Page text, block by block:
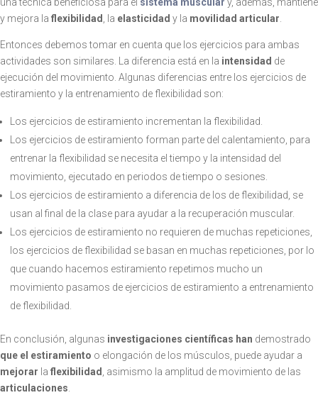
y mejora la flexibilidad , la elasticidad y la movilidad articular
Entonces debemos tomar en cuenta que los ejercicios para ambas
actividades son similares. La diferencia está en la intensidad de
ejecución del movimiento. Algunas diferencias entre los ejercicios de
estiramiento y la entrenamiento de flexibilidad son:
Los ejercicios de estiramiento incrementan la flexibilidad.
Los ejercicios de estiramiento forman parte del calentamiento, para
entrenar la flexibilidad se necesita el tiempo y la intensidad del
movimiento, ejecutado en periodos de tiempo o sesiones.
Los ejercicios de estiramiento a diferencia de los de flexibilidad, se
usan al final de la clase para ayudar a la recuperación muscular.
Los ejercicios de estiramiento no requieren de muchas repeticiones,
los ejercicios de flexibilidad se basan en muchas repeticiones, por lo
que cuando hacemos estiramiento repetimos mucho un
movimiento pasamos de ejercicios de estiramiento a entrenamiento
de flexibilidad.
En conclusión, algunas investigaciones científicas han demostrado
que el estiramiento o elongación de los músculos, puede ayudar a
mejorar la flexibilidad
, asimismo la amplitud de movimiento de las
articulaciones